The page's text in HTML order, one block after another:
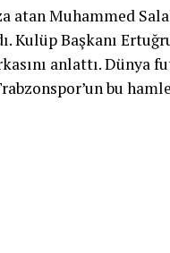
atan Muhammed
Kulüp Başkanı
anlattı. Dünya
bu